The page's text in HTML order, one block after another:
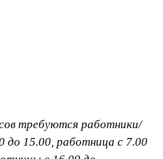
требуются работники/
до 15.00, работница с 7.00